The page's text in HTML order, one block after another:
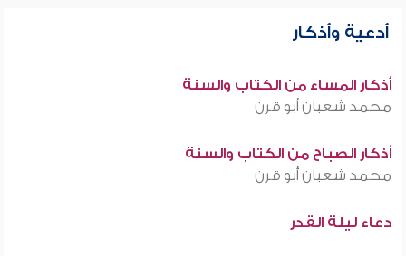
أدعية وأذكار
أذكار المساء من الكتاب والسنة
محمد شعبان أبو قرن
أذكار الصباح من الكتاب والسنة
محمد شعبان أبو قرن
دعاء ليلة القدر